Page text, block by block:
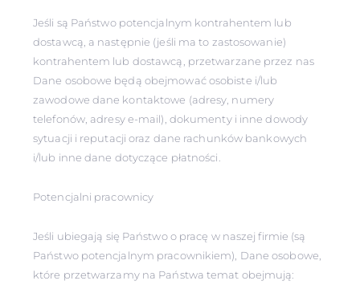
Jeśli są Państwo potencjalnym kontrahentem lub
dostawcą, a następnie (jeśli ma to zastosowanie)
kontrahentem lub dostawcą, przetwarzane przez nas
Dane osobowe będą obejmować osobiste i/lub
zawodowe dane kontaktowe (adresy, numery
telefonów, adresy e-mail), dokumenty i inne dowody
sytuacji i reputacji oraz dane rachunków bankowych
i/lub inne dane dotyczące płatności.
Potencjalni pracownicy
Jeśli ubiegają się Państwo o pracę w naszej firmie (są
Państwo potencjalnym pracownikiem), Dane osobowe,
które przetwarzamy na Państwa temat obejmują: